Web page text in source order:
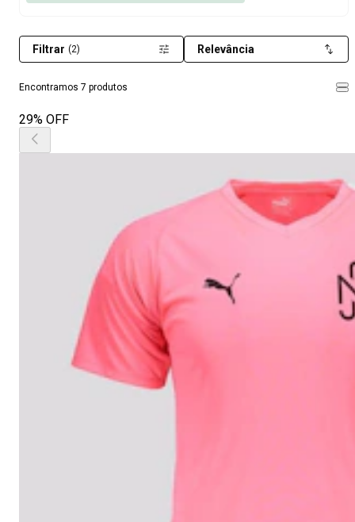
Encontramos 7 produtos
Filtrar (2) Relevância
29% OFF